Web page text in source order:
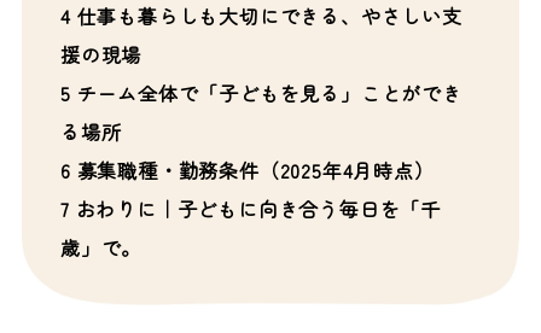
4仕事も暮らしも大切にできる、やさしい支
援の現場
5 チーム全体で「子どもを見る」ことができ
る場所
6 募集職種・勤務条件（2025年4月時点）
7 おわりに｜子どもに向き合う毎日を「千
歳」で。